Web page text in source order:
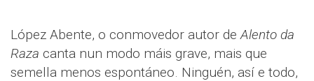
López Abente, o conmovedor autor deAlento da
Raza canta nun modo máis grave, mais que
semella menos espontáneo. Ninguén, así e todo,